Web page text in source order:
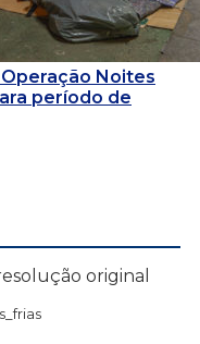
Noites
período de
original